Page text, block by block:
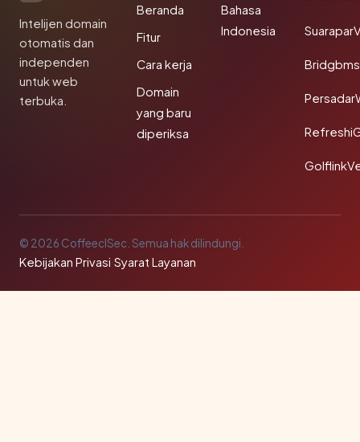
Intelijen domain
otomatis dan
independen
untuk web
terbuka.
Beranda
Fitur
Cara kerja
Domain
yang baru
diperiksa
Bahasa
Indonesia
© 2026 CoffeeclSec. Semua hak dilindungi.
Kebijakan Privasi·Syarat Layanan